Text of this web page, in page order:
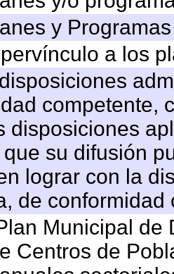
y
a los
competente,
disposiciones
su difusión
lograr con la
de
Municipal
Centros de